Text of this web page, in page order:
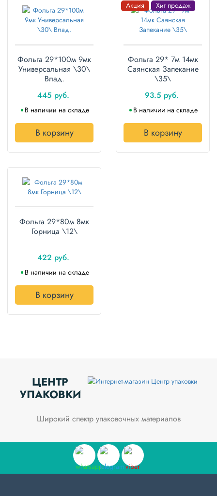
Фольга 29*100м 9мк
Универсальная \30\
Влад.
445 руб.
В наличии на складе
В корзину
Акция Хит продаж
Фольга 29* 7м 14мк
Саянская Запекание
\35\
93.5 руб.
В наличии на складе
В корзину
Фольга 29*80м 8мк
Горница \12\
422 руб.
В наличии на складе
В корзину
ЦЕНТР
УПАКОВКИ
Широкий спектр упаковочных материалов